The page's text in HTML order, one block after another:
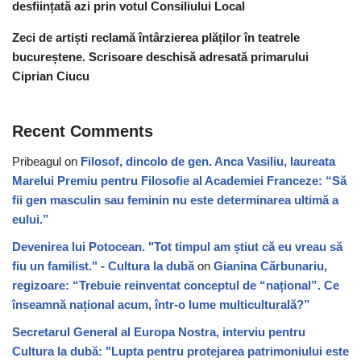
desființată azi prin votul Consiliului Local
Zeci de artiști reclamă întârzierea plăților în teatrele
bucureștene. Scrisoare deschisă adresată primarului
Ciprian Ciucu
Recent Comments
Pribeagul on Filosof, dincolo de gen. Anca Vasiliu, laureata
Marelui Premiu pentru Filosofie al Academiei Franceze: “Să
fii gen masculin sau feminin nu este determinarea ultimă a
eului.”
Devenirea lui Potocean. "Tot timpul am știut că eu vreau să
fiu un familist." - Cultura la dubăon Gianina Cărbunariu,
regizoare: “Trebuie reinventat conceptul de “național”. Ce
înseamnă național acum, într-o lume multiculturală?”
Secretarul General al Europa Nostra, interviu pentru
Cultura la dubă: "Lupta pentru protejarea patrimoniului este